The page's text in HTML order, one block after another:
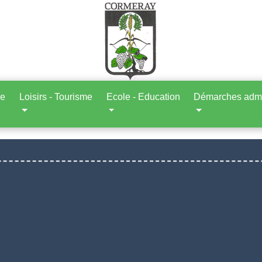
Loisirs - Tourisme Ecole - Education Démarches